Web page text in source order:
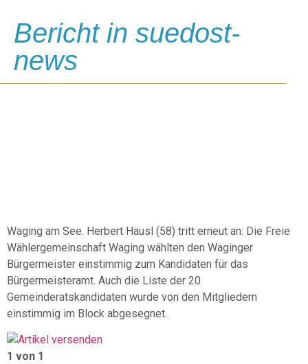
Bericht in suedost-
news
Waging am See. Herbert Häusl (58) tritt erneut an: Die Freie
Wählergemeinschaft Waging wählten den Waginger
Bürgermeister einstimmig zum Kandidaten für das
Bürgermeisteramt. Auch die Liste der 20
Gemeinderatskandidaten wurde von den Mitgliedern
einstimmig im Block abgesegnet.
1 von 1